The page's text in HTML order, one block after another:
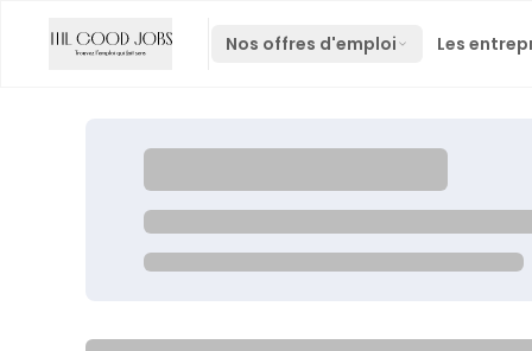
Nos offres d'emploi Les